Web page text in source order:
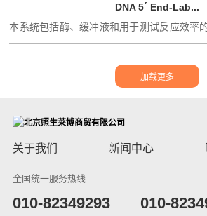
DNA 5´ End-Lab...
本系统包括酶、缓冲液和用于测试反应效率
外还含有 Cal...
关于我们 新闻中心
全国统一服务热线
​010-82349293
010-